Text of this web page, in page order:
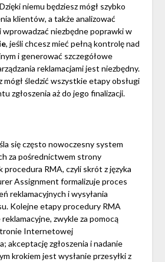
niemu będziesz mógł szybko
klientów, a także analizować
wprowadzać niezbędne poprawki w
, jeśli chcesz mieć pełną kontrolę nad
i generować szczegółowe
reklamacjami jest niezbędny.
mógł śledzić wszystkie etapy obsługi
zgłoszenia aż do jego finalizacji.
się często nowoczesny system
za pośrednictwem strony
RMA, czyli skrót z języka
Assignment formalizuje proces
reklamacyjnych i wysyłania
Kolejne etapy procedury RMA
zwykle za pomocą
Internetowej
akceptację zgłoszenia i nadanie
krokiem jest wysłanie przesyłki z